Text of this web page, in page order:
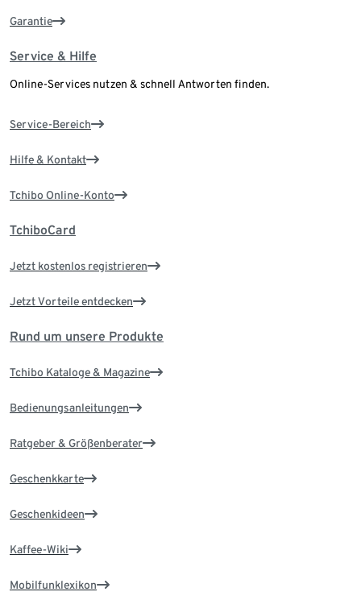
Garantie
Service & Hilfe
Online-Services nutzen & schnell Antworten finden.
Service-Bereich
Hilfe & Kontakt
Tchibo Online-Konto
TchiboCard
Jetzt kostenlos registrieren
Jetzt Vorteile entdecken
Rund um unsere Produkte
Tchibo Kataloge & Magazine
Bedienungsanleitungen
Ratgeber & Größenberater
Geschenkkarte
Geschenkideen
Kaffee-Wiki
Mobilfunklexikon